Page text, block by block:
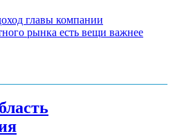
главы компании
рынка есть вещи важнее